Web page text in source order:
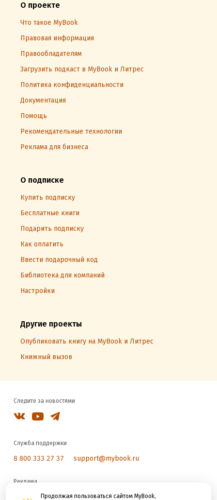
Продолжая пользоваться сайтом MyBook,
О проекте
Что такое MyBook
Правовая информация
Правообладателям
Загрузить подкаст в MyBook и Литрес
Политика конфиденциальности
Документация
Помощь
Рекомендательные технологии
Реклама для бизнеса
О подписке
Купить подписку
Бесплатные книги
Подарить подписку
Как оплатить
Ввести подарочный код
Библиотека для компаний
Настройки
Другие проекты
Опубликовать книгу на MyBook и Литрес
Книжный вызов
Следите за новостями
Служба поддержки
8 800 333 27 37 support@mybook.ru
Реклама
reklama@litres.ru